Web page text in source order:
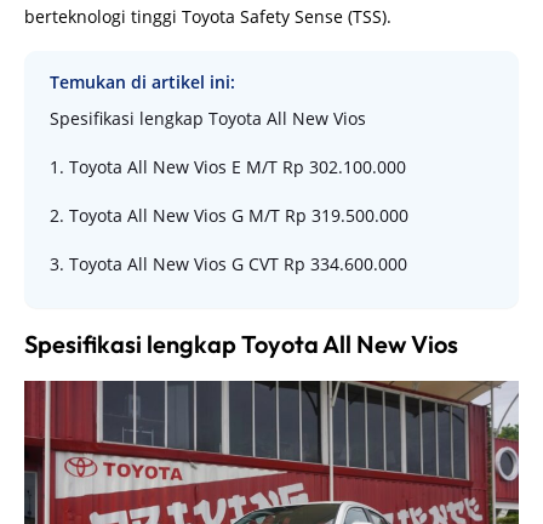
berteknologi tinggi Toyota Safety Sense (TSS).
Temukan di artikel ini:
Spesifikasi lengkap Toyota All New Vios
1. Toyota All New Vios E M/T Rp 302.100.000
2. Toyota All New Vios G M/T Rp 319.500.000
3. Toyota All New Vios G CVT Rp 334.600.000
Spesifikasi lengkap Toyota All New Vios